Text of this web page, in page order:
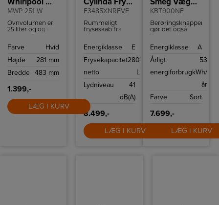
MWP 251 W
Ovnvolumen er
25 liter og og en
automatiske
funktioner har
effekttilstande og
effekt. Hurtig
start og Jet-
afrimning er der
naturligvis også
på denne meget
Farve
Hvid
Højde
281 mm
Bredde
483 mm
1.399,-
LÆG I KURV
F3485XNRFVE
Rummeligt
fryseskab fra
afrimning og
liter.
Energiklasse
E
Frysekapacitet
netto
280
L
Lydniveau
41
dB(A)
8.499,-
LÆG I KURV
KBT900NE
Berøringsknapperne
gør det også
dine
præferencer.
Energiklasse
A
Årligt
energiforbrug
53
kWh/
år
Farve
Sort
7.699,-
LÆG I KURV